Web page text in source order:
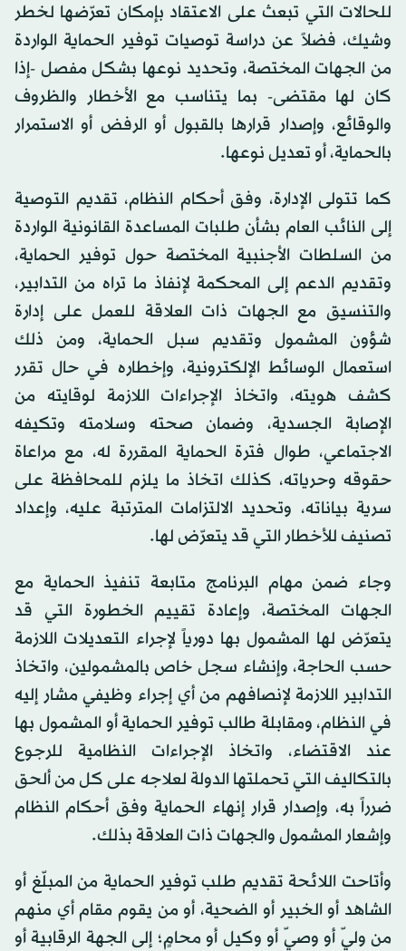
للحالات التي تبعث على الاعتقاد بإمكان تعرّضها لخطر
وشيك، فضلاً عن دراسة توصيات توفير الحماية الواردة
من الجهات المختصة، وتحديد نوعها بشكل مفصل -إذا
كان لها مقتضى- بما يتناسب مع الأخطار والظروف
والوقائع، وإصدار قرارها بالقبول أو الرفض أو الاستمرار
بالحماية، أو تعديل نوعها.
كما تتولى الإدارة، وفق أحكام النظام، تقديم التوصية
إلى النائب العام بشأن طلبات المساعدة القانونية الواردة
من السلطات الأجنبية المختصة حول توفير الحماية،
وتقديم الدعم إلى المحكمة لإنفاذ ما تراه من التدابير،
والتنسيق مع الجهات ذات العلاقة للعمل على إدارة
شؤون المشمول وتقديم سبل الحماية، ومن ذلك
استعمال الوسائط الإلكترونية، وإخطاره في حال تقرر
كشف هويته، واتخاذ الإجراءات اللازمة لوقايته من
الإصابة الجسدية، وضمان صحته وسلامته وتكيفه
الاجتماعي، طوال فترة الحماية المقررة له، مع مراعاة
حقوقه وحرياته، كذلك اتخاذ ما يلزم للمحافظة على
سرية بياناته، وتحديد الالتزامات المترتبة عليه، وإعداد
تصنيف للأخطار التي قد يتعرّض لها.
وجاء ضمن مهام البرنامج متابعة تنفيذ الحماية مع
الجهات المختصة، وإعادة تقييم الخطورة التي قد
يتعرّض لها المشمول بها دورياً لإجراء التعديلات اللازمة
حسب الحاجة، وإنشاء سجل خاص بالمشمولين، واتخاذ
التدابير اللازمة لإنصافهم من أي إجراء وظيفي مشار إليه
في النظام، ومقابلة طالب توفير الحماية أو المشمول بها
عند الاقتضاء، واتخاذ الإجراءات النظامية للرجوع
بالتكاليف التي تحملتها الدولة لعلاجه على كل من ألحق
ضرراً به، وإصدار قرار إنهاء الحماية وفق أحكام النظام
وإشعار المشمول والجهات ذات العلاقة بذلك.
وأتاحت اللائحة تقديم طلب توفير الحماية من المبلّغ أو
الشاهد أو الخبير أو الضحية، أو من يقوم مقام أي منهم
من وليّ أو وصيّ أو وكيل أو محامٍ؛ إلى الجهة الرقابية أو